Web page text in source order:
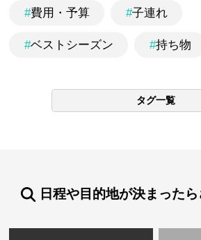
#費用・予算 #子連れ
#ベストシーズン #持ち物
タグ一覧
日程や目的地が決まったら